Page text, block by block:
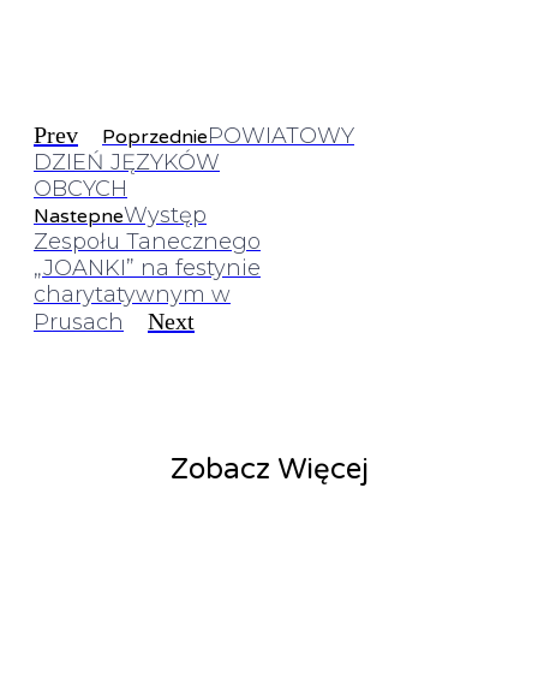
Prev PoprzedniePOWIATOWY
DZIEŃ JĘZYKÓW
OBCYCH
NastepneWystęp
Zespołu Tanecznego
„JOANKI” na festynie
charytatywnym w
Prusach
Next
Zobacz Więcej